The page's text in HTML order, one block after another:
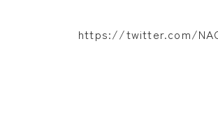
https://twitter.com/